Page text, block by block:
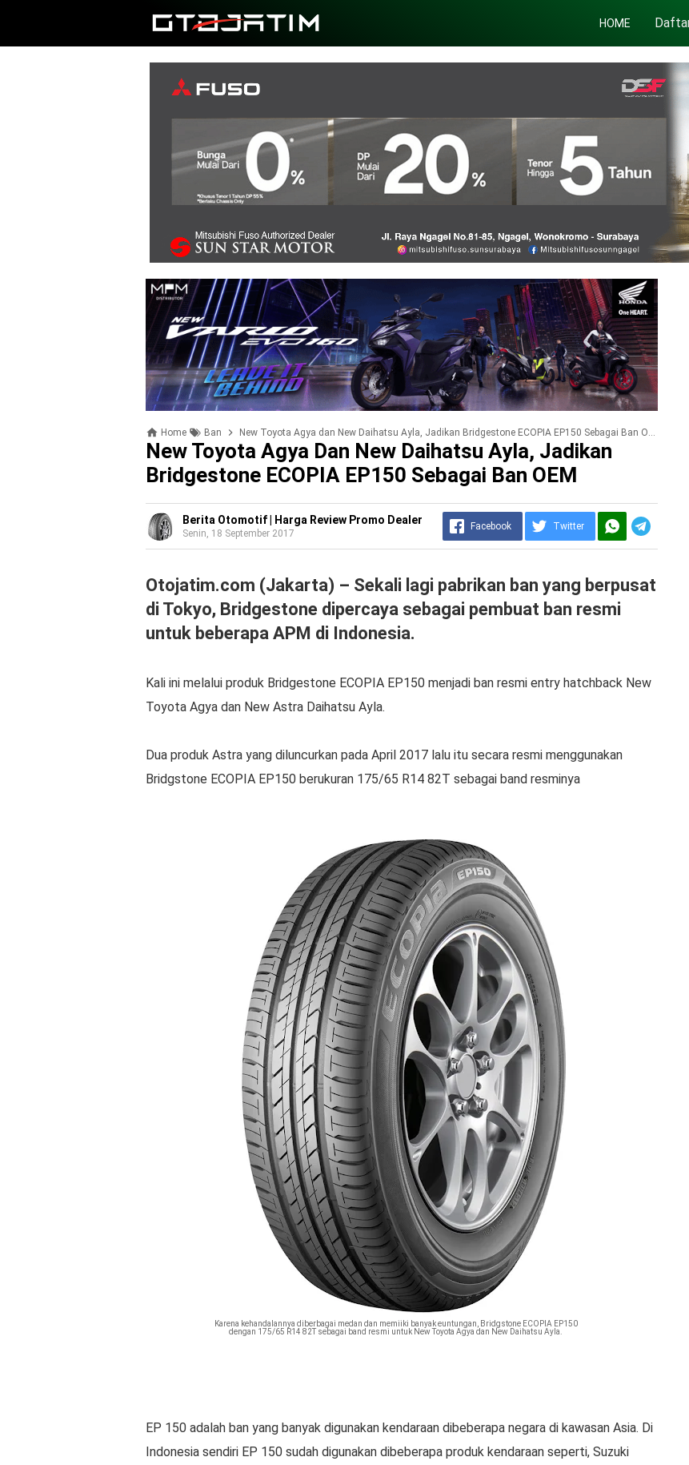
HOME
Home Ban New Toyota Agya dan New Daihatsu Ayla, Jadikan Bridgestone ECOPIA EP150 Sebagai Ban OEM
New Toyota Agya Dan New Daihatsu Ayla, Jadikan
Bridgestone ECOPIA EP150 Sebagai Ban OEM
Berita Otomotif | Harga Review Promo Dealer
Senin, 18 September 2017
Facebook Twitter
Otojatim.com (Jakarta) – Sekali lagi pabrikan ban yang berpusat
di Tokyo, Bridgestone dipercaya sebagai pembuat ban resmi
untuk beberapa APM di Indonesia.
Kali ini melalui produk Bridgestone ECOPIA EP150 menjadi ban resmi entry hatchback New
Toyota Agya dan New Astra Daihatsu Ayla.
Dua produk Astra yang diluncurkan pada April 2017 lalu itu secara resmi menggunakan
Bridgstone ECOPIA EP150 berukuran 175/65 R14 82T sebagai band resminya
Karena kehandalannya diberbagai medan dan memiiki banyak euntungan, Bridgstone ECOPIA EP150
dengan 175/65 R14 82T sebagai band resmi untuk New Toyota Agya dan New Daihatsu Ayla.
EP 150 adalah ban yang banyak digunakan kendaraan dibeberapa negara di kawasan Asia. Di
Indonesia sendiri EP 150 sudah digunakan dibeberapa produk kendaraan seperti, Suzuki